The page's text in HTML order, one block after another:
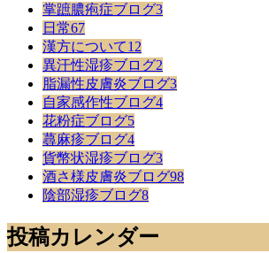
掌蹠膿疱症ブログ3
日常67
漢方について12
異汗性湿疹ブログ2
脂漏性皮膚炎ブログ3
自家感作性ブログ4
花粉症ブログ5
蕁麻疹ブログ4
貨幣状湿疹ブログ3
酒さ様皮膚炎ブログ98
陰部湿疹ブログ8
投稿カレンダー